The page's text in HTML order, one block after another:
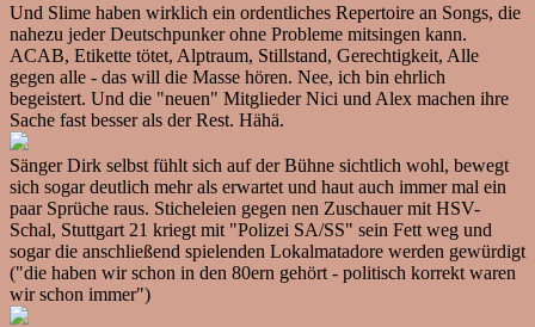
Und Slime haben wirklich ein ordentliches Repertoire an Songs, die
nahezu jeder Deutschpunker ohne Probleme mitsingen kann.
ACAB, Etikette tötet, Alptraum, Stillstand, Gerechtigkeit, Alle
gegen alle - das will die Masse hören. Nee, ich bin ehrlich
begeistert. Und die "neuen" Mitglieder Nici und Alex machen ihre
Sache fast besser als der Rest. Hähä.
Sänger Dirk selbst fühlt sich auf der Bühne sichtlich wohl, bewegt
sich sogar deutlich mehr als erwartet und haut auch immer mal ein
paar Sprüche raus. Sticheleien gegen nen Zuschauer mit HSV-
Schal, Stuttgart 21 kriegt mit "Polizei SA/SS" sein Fett weg und
sogar die anschließend spielenden Lokalmatadore werden gewürdigt
("die haben wir schon in den 80ern gehört - politisch korrekt waren
wir schon immer")